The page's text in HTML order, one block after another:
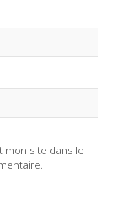
mon site dans le